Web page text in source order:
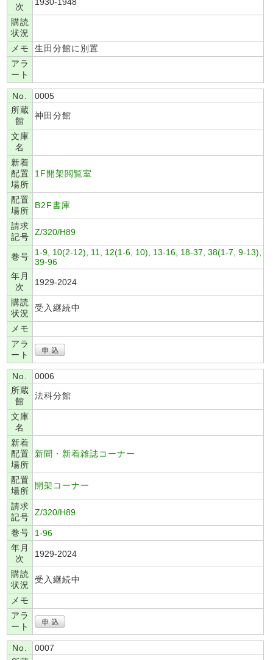
次
購読
状況
メモ
生田分館に別置
アラ
ート
No.
0005
所蔵
館
神田分館
文庫
名
新着
配置
場所
1F開架閲覧室
配置
場所
B2F書庫
請求
記号
Z/320/H89
巻号
1-9, 10(2-12), 11, 12(1-6, 10), 13-16, 18-37, 38(1-7, 9-13),
39-96
年月
次
1929-2024
購読
状況
受入継続中
メモ
アラ
ート
No.
0006
所蔵
館
法科分館
文庫
名
新着
配置
場所
新聞・新着雑誌コーナー
配置
場所
開架コーナー
請求
記号
Z/320/H89
巻号
1-96
年月
次
1929-2024
購読
状況
受入継続中
メモ
アラ
ート
No.
0007